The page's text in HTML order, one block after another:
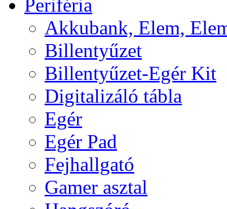
Periféria
Akkubank, Elem,
Billentyűzet
Billentyűzet-Egér Kit
Digitalizáló tábla
Egér
Egér Pad
Fejhallgató
Gamer asztal